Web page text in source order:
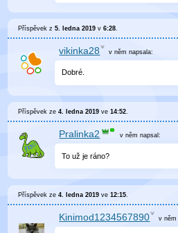
Příspěvek z5. ledna 2019 v6:28
vikinka28 v něm napsala:
Dobré.
Příspěvek ze4. ledna 2019 ve14:52.
Pralinka2 v něm napsal:
To už je ráno?
Příspěvek ze4. ledna 2019 ve12:15.
Kinimod1234567890 v něm